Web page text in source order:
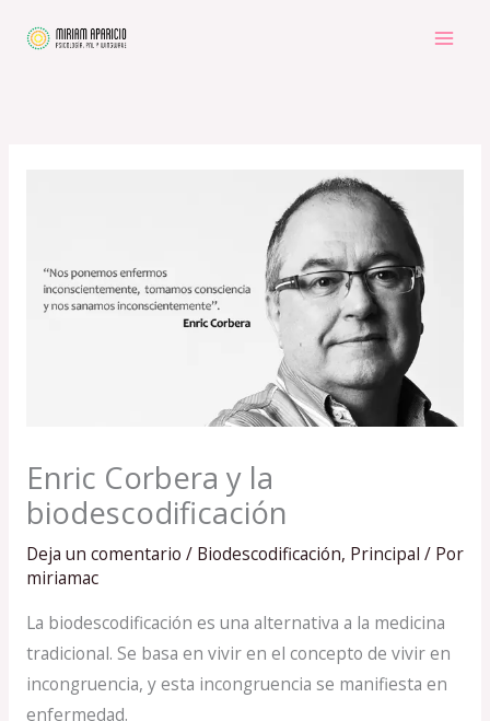
Enric Corbera y la
biodescodificación
Deja un comentario / Biodescodificación, Principal / Por
miriamac
La biodescodificación es una alternativa a la medicina
tradicional. Se basa en vivir en el concepto de vivir en
incongruencia, y esta incongruencia se manifiesta en
enfermedad.